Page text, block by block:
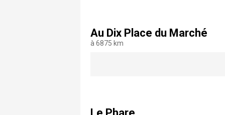
Au Dix Place du Marché
à 6875 km